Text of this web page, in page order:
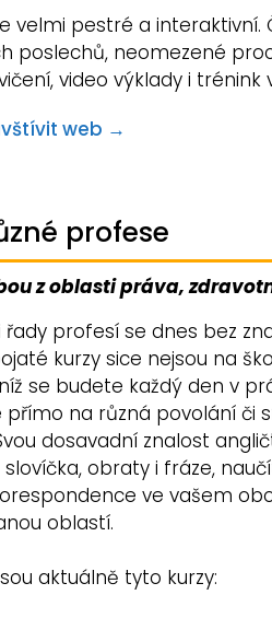
velmi pestré a interaktivní.
poslechů, neomezené
video výklady i trénink
web →
profese
z oblasti práva,
řady profesí se dnes bez
kurzy sice nejsou na
se budete každý den v
přímo na různá povolání či
dosavadní znalost
obraty i fráze,
ve vašem
oblastí.
aktuálně tyto kurzy: